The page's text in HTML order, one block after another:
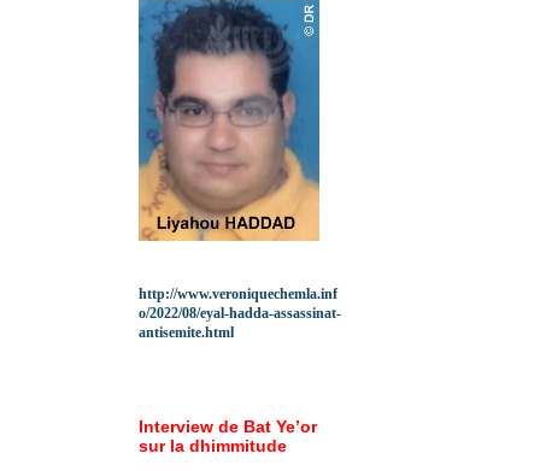
http://www.veroniquechemla.inf
o/2022/08/eyal-hadda-assassinat-
antisemite.html
Interview de Bat Ye’or
sur la dhimmitude